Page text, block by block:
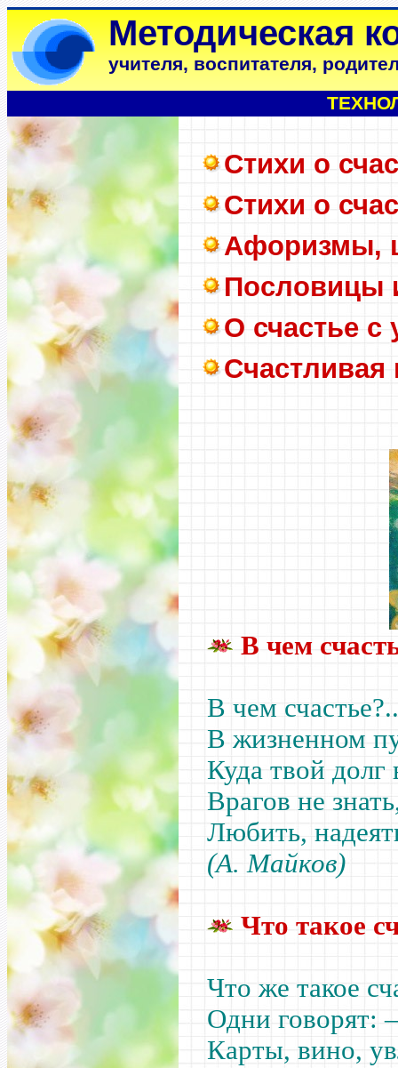
Методическая
учителя, воспитателя,
Стихи о
Стихи о
Афоризмы,
Пословицы
О счастье с
Счастливая
В чем
В чем
В жизненном
Куда твой долг
Врагов не
Любить,
(А. Майков)
Что такое
Что же такое
Одни говорят:
Карты, вино,